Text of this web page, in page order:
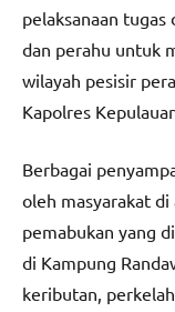
pelaksanaan
dan perahu untuk
wilayah pesisir
Kapolres
Berbagai
oleh masyarakat di
pemabukan yang
di Kampung
keributan,